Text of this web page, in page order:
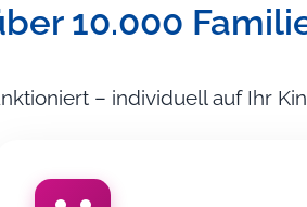
10.000
– individuell auf Ihr